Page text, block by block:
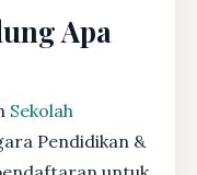
Apa
Sekolah
Pendidikan &